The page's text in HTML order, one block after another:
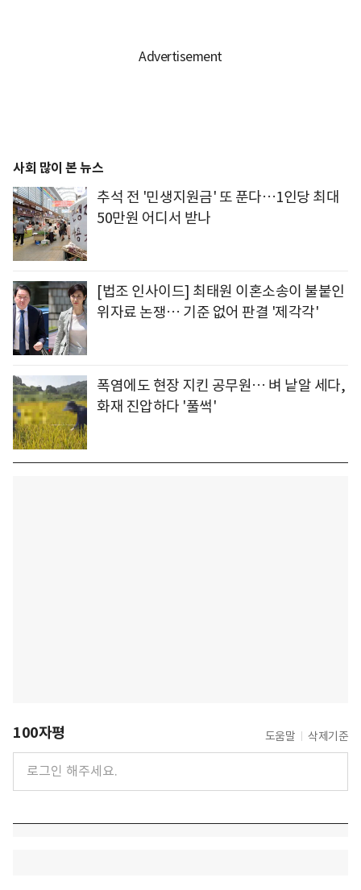
사회 많이 본 뉴스
추석 전 '민생지원금' 또 푼다…1인당 최대
50만원 어디서 받나
[법조 인사이드] 최태원 이혼소송이 불붙인
위자료 논쟁… 기준 없어 판결 '제각각'
폭염에도 현장 지킨 공무원… 벼 낱알 세다,
화재 진압하다 '풀썩'
100자평 도움말 삭제기준